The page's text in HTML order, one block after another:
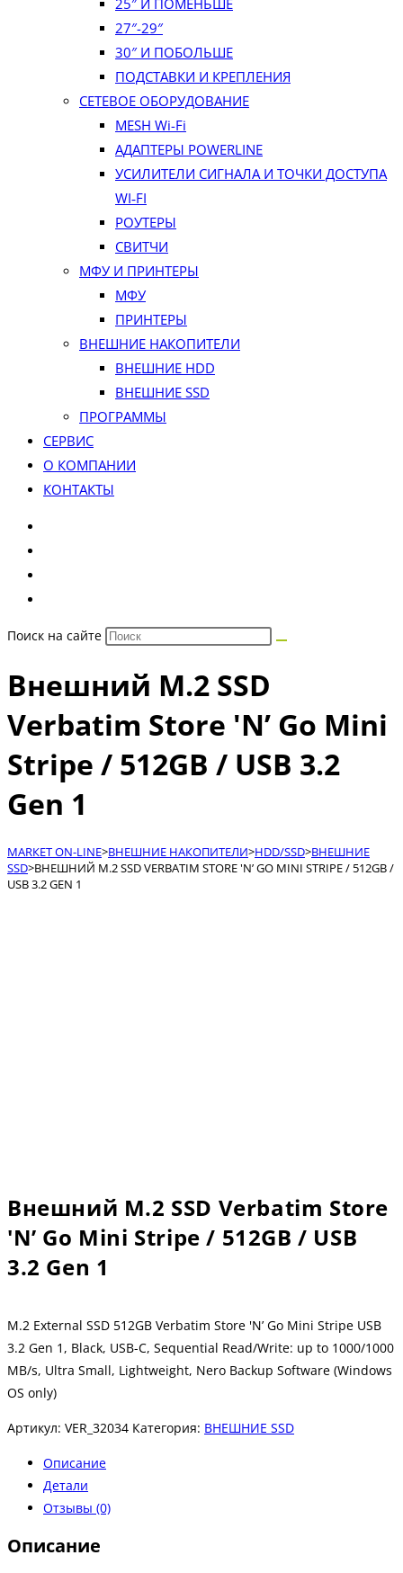
25″ И ПОМЕНЬШЕ
27″-29″
30″ И ПОБОЛЬШЕ
ПОДСТАВКИ И КРЕПЛЕНИЯ
СЕТЕВОЕ ОБОРУДОВАНИЕ
MESH Wi-Fi
АДАПТЕРЫ POWERLINE
УСИЛИТЕЛИ СИГНАЛА И ТОЧКИ ДОСТУПА
WI‑FI
РОУТЕРЫ
СВИТЧИ
МФУ И ПРИНТЕРЫ
МФУ
ПРИНТЕРЫ
ВНЕШНИЕ НАКОПИТЕЛИ
ВНЕШНИЕ HDD
ВНЕШНИЕ SSD
ПРОГРАММЫ
СЕРВИС
О КОМПАНИИ
КОНТАКТЫ
Поиск на сайте
Внешний M.2 SSD
Verbatim Store 'N’ Go Mini
Stripe / 512GB / USB 3.2
Gen 1
МАRКЕТ ON-LINE>ВНЕШНИЕ НАКОПИТЕЛИ>HDD/SSD>ВНЕШНИЕ
SSD>ВНЕШНИЙ M.2 SSD VERBATIM STORE 'N’ GO MINI STRIPE / 512GB /
USB 3.2 GEN 1
Внешний M.2 SSD Verbatim Store
'N’ Go Mini Stripe / 512GB / USB
3.2 Gen 1
M.2 External SSD 512GB Verbatim Store 'N’ Go Mini Stripe USB
3.2 Gen 1, Black, USB-C, Sequential Read/Write: up to 1000/1000
MB/s, Ultra Small, Lightweight, Nero Backup Software (Windows
OS only)
Артикул: VER_32034 Категория: ВНЕШНИЕ SSD
Описание
Детали
Отзывы (0)
Описание